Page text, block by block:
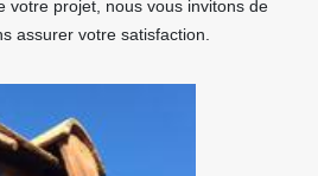
votre projet, nous vous invitons de
assurer votre satisfaction.